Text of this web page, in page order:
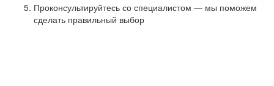
Проконсультируйтесь со специалистом — мы поможем
сделать правильный выбор